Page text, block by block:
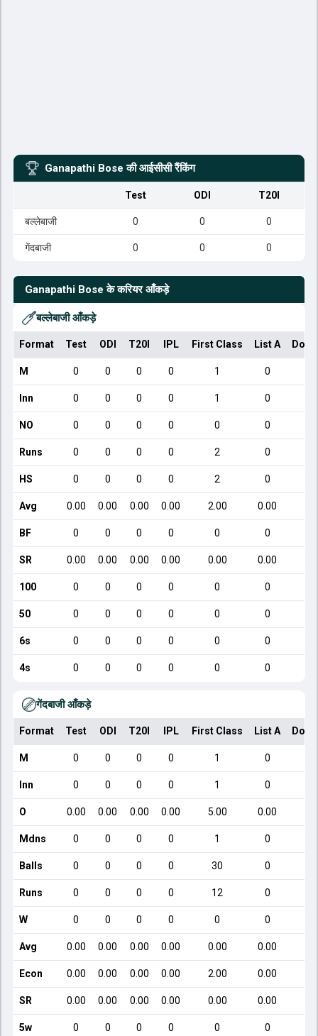
Ganapathi Bose की आईसीसी रैंकिंग
Test ODI T20I
बल्लेबाजी 0 0 0
गेंदबाजी 0 0 0
Ganapathi Bose के करियर आँकड़े
बल्लेबाजी आँकड़े
Format Test ODI T20I IPL First Class List A
M 0 0 0 0 1 0
Inn 0 0 0 0 1 0
NO 0 0 0 0 0 0
Runs 0 0 0 0 2 0
HS 0 0 0 0 2 0
Avg 0.00 0.00 0.00 0.00 2.00 0.00
BF 0 0 0 0 0 0
SR 0.00 0.00 0.00 0.00 0.00 0.00
100 0 0 0 0 0 0
50 0 0 0 0 0 0
6s 0 0 0 0 0 0
4s 0 0 0 0 0 0
गेंदबाजी आँकड़े
Format Test ODI T20I IPL First Class List A
M 0 0 0 0 1 0
Inn 0 0 0 0 1 0
O 0.00 0.00 0.00 0.00 5.00 0.00
Mdns 0 0 0 0 1 0
Balls 0 0 0 0 30 0
Runs 0 0 0 0 12 0
W 0 0 0 0 0 0
Avg 0.00 0.00 0.00 0.00 0.00 0.00
Econ 0.00 0.00 0.00 0.00 2.00 0.00
SR 0.00 0.00 0.00 0.00 0.00 0.00
5w 0 0 0 0 0 0